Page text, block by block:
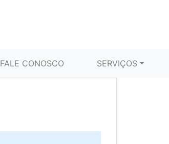
FALE CONOSCO SERVIÇOS